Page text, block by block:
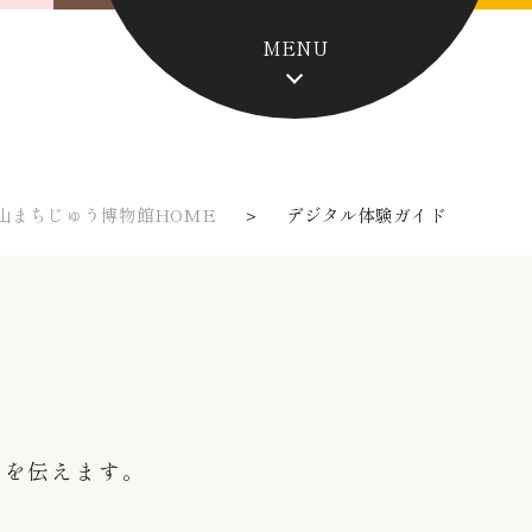
MENU
まちじゅう博物館HOME デジタル体験ガイド
伝えます。